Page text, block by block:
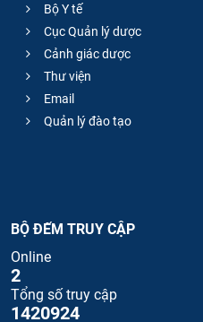
Bộ Y tế
Cục Quản lý dược
Cảnh giác dược
Thư viện
Email
Quản lý đào tạo
BỘ ĐẾM TRUY CẬP
Online
2
Tổng số truy cập
1420924